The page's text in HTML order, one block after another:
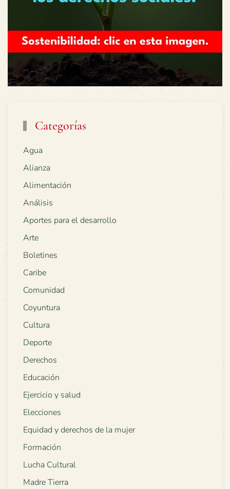
Categorías
Agua
Alianza
Alimentación
Análisis
Aportes para el desarrollo
Arte
Boletines
Caribe
Comunidad
Coyuntura
Cultura
Deporte
Derechos
Educación
Ejercicio y salud
Elecciones
Equidad y derechos de la mujer
Formación
Lucha Cultural
Madre Tierra